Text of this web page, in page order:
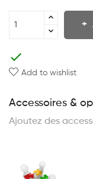
check
Add to wishlist
Accessoires &
Ajoutez des